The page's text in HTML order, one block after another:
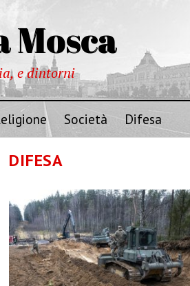
Mosca
e dintorni
Società Difesa
DIFESA